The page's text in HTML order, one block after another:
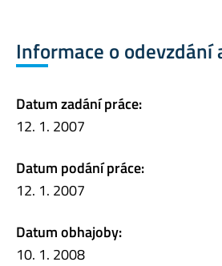
Informace o odevzdání
Datum zadání práce:
12. 1. 2007
Datum podání práce:
12. 1. 2007
Datum obhajoby:
10. 1. 2008